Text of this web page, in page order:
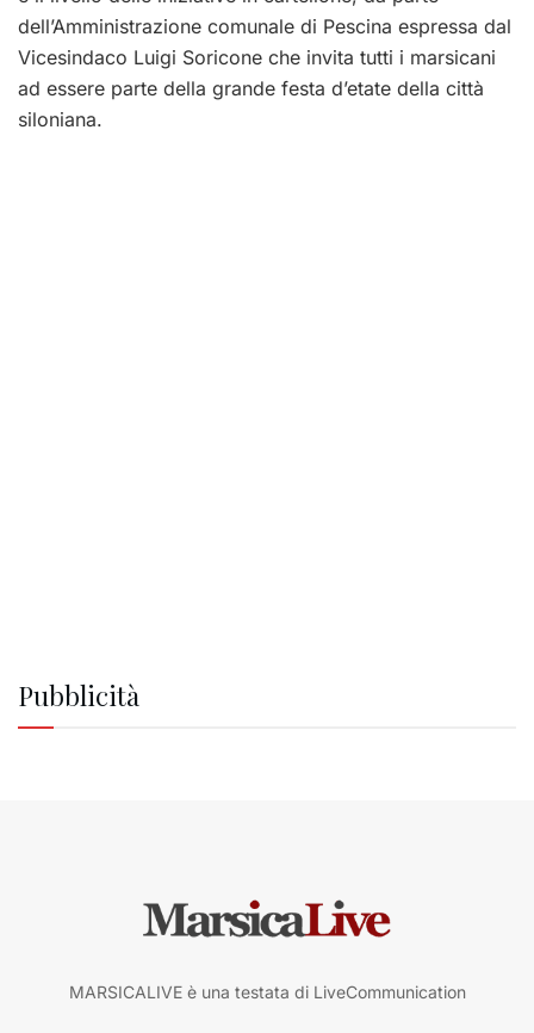
dell’Amministrazione comunale di Pescina espressa dal
Vicesindaco Luigi Soricone che invita tutti i marsicani
ad essere parte della grande festa d’etate della città
siloniana.
Pubblicità
MARSICALIVE è una testata di LiveCommunication